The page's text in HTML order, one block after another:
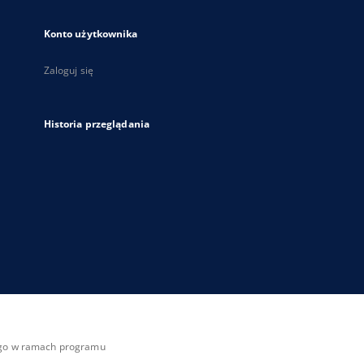
Konto użytkownika
Zaloguj się
Historia przeglądania
w ramach programu